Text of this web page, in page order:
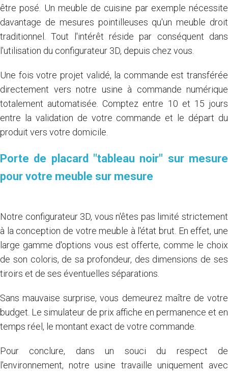
être posé. Un meuble de cuisine par exemple nécessite
davantage de mesures pointilleuses qu'un meuble droit
traditionnel. Tout l'intérêt réside par conséquent dans
l'utilisation du configurateur 3D, depuis chez vous.
Une fois votre projet validé, la commande est transférée
directement vers notre usine à commande numérique
totalement automatisée. Comptez entre 10 et 15 jours
entre la validation de votre commande et le départ du
produit vers votre domicile.
Porte de placard "tableau noir" sur mesure
pour votre meuble sur mesure
Notre configurateur 3D, vous n'êtes pas limité strictement
à la conception de votre meuble à l'état brut. En effet, une
large gamme d'options vous est offerte, comme le choix
de son coloris, de sa profondeur, des dimensions de ses
tiroirs et de ses éventuelles séparations.
Sans mauvaise surprise, vous demeurez maître de votre
budget. Le simulateur de prix affiche en permanence et en
temps réel, le montant exact de votre commande.
Pour conclure, dans un souci du respect de
l'environnement, notre usine travaille uniquement avec